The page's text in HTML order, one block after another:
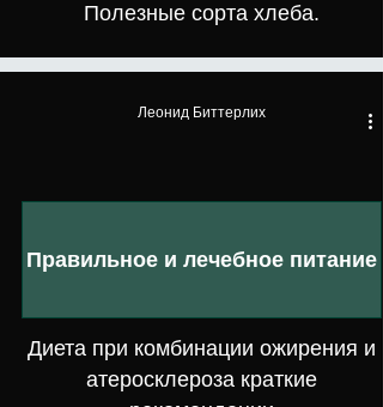
Полезные сорта хлеба.
Диета при комбинации ожирения и
атеросклероза краткие
Правильное и лечебное питание
Леонид Биттерлих